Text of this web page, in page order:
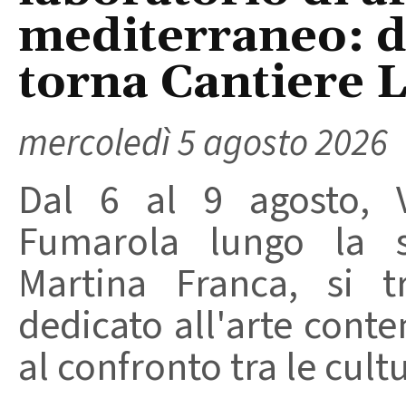
mediterraneo:
torna Cantiere
mercoledì 5 agosto 2026
Dal 6 al 9 agosto,
Fumarola lungo la
Martina Franca, si
dedicato all'arte
al confronto tra le